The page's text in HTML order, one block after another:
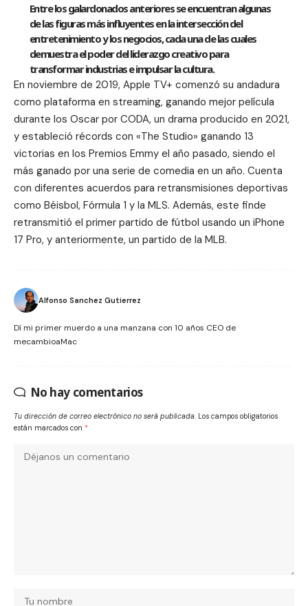
Entre los galardonados anteriores se encuentran algunas
de las figuras más influyentes en la intersección del
entretenimiento y los negocios, cada una de las cuales
demuestra el poder del liderazgo creativo para
transformar industrias e impulsar la cultura.
En noviembre de 2019, Apple TV+ comenzó su andadura
como plataforma en streaming, ganando mejor película
durante los Oscar por CODA, un drama producido en 2021,
y estableció récords con «The Studio» ganando 13
victorias en los Premios Emmy el año pasado, siendo el
más ganado por una serie de comedia en un año. Cuenta
con diferentes acuerdos para retransmisiones deportivas
como Béisbol, Fórmula 1 y la MLS. Además, este finde
retransmitió el primer partido de fútbol usando un iPhone
17 Pro, y anteriormente, un partido de la MLB.
Alfonso Sanchez Gutierrez
Dí mi primer muerdo a una manzana con 10 años CEO de
mecambioaMac
No hay comentarios
Tu dirección de correo electrónico no será publicada. Los campos obligatorios
están marcados con *